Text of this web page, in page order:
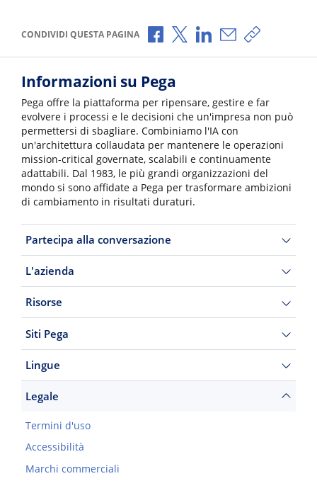
CONDIVIDI QUESTA PAGINA Condividi via Facebook
Condividi via X
Condividi via
Condividi via e-
Copia link
Informazioni su Pega
Pega offre la piattaforma per ripensare, gestire e far
evolvere i processi e le decisioni che un'impresa non può
permettersi di sbagliare. Combiniamo l'IA con
un'architettura collaudata per mantenere le operazioni
mission-critical governate, scalabili e continuamente
adattabili. Dal 1983, le più grandi organizzazioni del
mondo si sono affidate a Pega per trasformare ambizioni
di cambiamento in risultati duraturi.
Partecipa alla conversazione
L'azienda
Risorse
Siti Pega
Lingue
Legale
Termini d'uso
Accessibilità
Marchi commerciali